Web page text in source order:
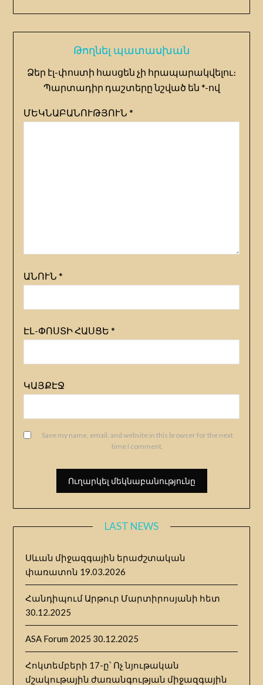
Թողնել պատասխան
Ձեր էլ-փոստի հասցեն չի հրապարակվելու։
Պարտադիր դաշտերը նշված են *-ով
ՄԵԿՆԱԲԱՆՈՒԹՅՈՒՆ *
ԱՆՈՒՆ *
ԷԼ-ՓՈՍՏԻ ՀԱՍՑԵ *
ԿԱՅՔԷՋ
Save my name, email, and website in this browser for the next
time I comment.
LAST NEWS
Սևան միջազգային երաժշտական
փառատոն 19.03.2026
Հանդիպում Արթուր Մարտիրոսյանի հետ
30.12.2025
ASA Forum 2025 30.12.2025
Հոկտեմբերի 17-ը՝ Ոչ նյութական
մշակութային ժառանգության միջազգային